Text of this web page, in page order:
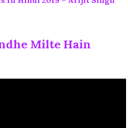
Milte Hain